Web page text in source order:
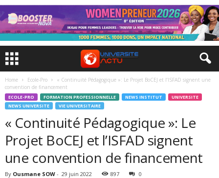
Home Ecole-Pro
« Continuité Pédagogique »: Le Projet BoCEJ et l’ISFAD signent une
convention de financement
ECOLE-PRO FORMATION PROFESSIONNELLE NEWS INSTITUT
UNIVERSITE
NEWS UNIVERSITE
VIE UNIVERSITAIRE
« Continuité Pédagogique »: Le
Projet BoCEJ et l’ISFAD signent
une convention de financement
By Ousmane SOW - 29 juin 2022 897 0